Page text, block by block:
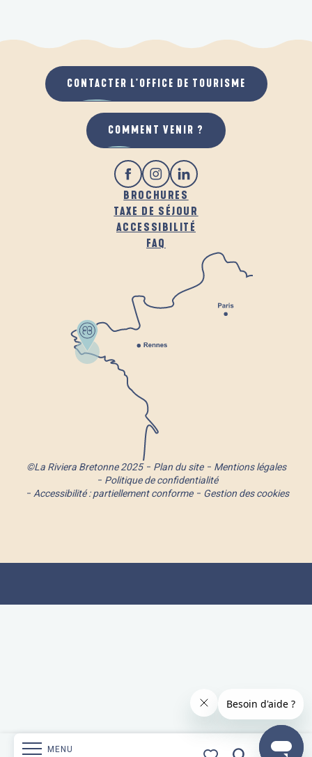
MENU
BROCHURES
TAXE DE SÉJOUR
ACCESSIBILITÉ
FAQ
CONTACTER L'OFFICE DE TOURISME
COMMENT VENIR ?
©La Riviera Bretonne 2025 Plan du site
Mentions légales
Politique de confidentialité
Accessibilité : partiellement conforme
Gestion des cookies